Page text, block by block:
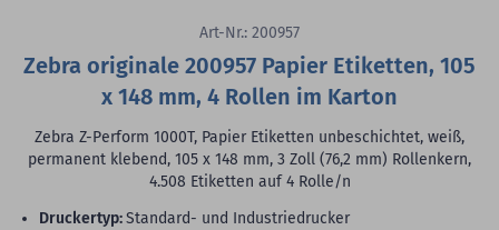
Art-Nr.: 200957
Zebra originale 200957 Papier Etiketten, 105
x 148 mm, 4 Rollen im Karton
Zebra Z-Perform 1000T, Papier Etiketten unbeschichtet, weiß,
permanent klebend, 105 x 148 mm, 3 Zoll (76,2 mm) Rollenkern,
4.508 Etiketten auf 4 Rolle/n
Druckertyp:Standard- und Industriedrucker